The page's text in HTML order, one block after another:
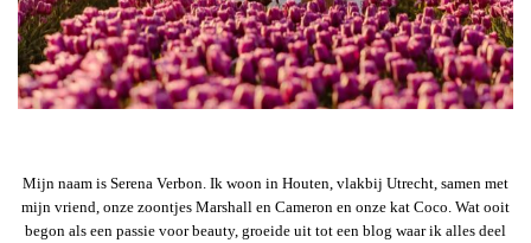
Mijn naam is Serena Verbon. Ik woon in Houten, vlakbij Utrecht, samen met
mijn vriend, onze zoontjes Marshall en Cameron en onze kat Coco. Wat ooit
begon als een passie voor beauty, groeide uit tot een blog waar ik alles deel